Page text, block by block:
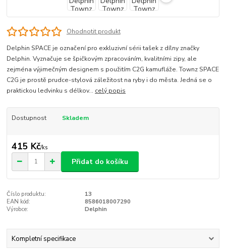
Ohodnotit produkt
Delphin SPACE je označení pro exkluzivní sérii tašek z dílny značky
Delphin. Vyznačuje se špičkovým zpracováním, kvalitními zipy, ale
zejména výjimečným designem s použitím C2G kamufláže. Townz SPACE
C2G je prostě prudce-stylová záležitost na ryby i do města. Jedná se o
praktickou ledvinku s délkov... celý popis
Dostupnost Skladem
415 Kč/ks
Přidat do košíku
Číslo produktu:
13
EAN kód:
8586018007290
Výrobce:
Delphin
Kompletní specifikace